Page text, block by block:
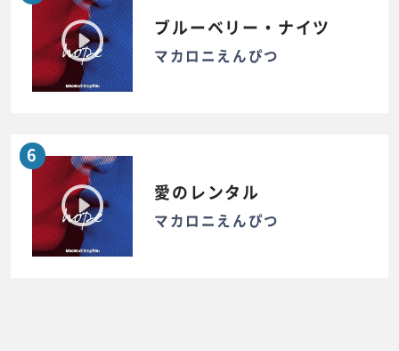
ブルーベリー・ナイツ
マカロニえんぴつ
6
愛のレンタル
マカロニえんぴつ